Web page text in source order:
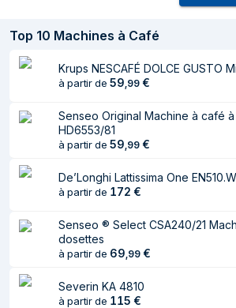
représentation / réalisation
Placement de
Comptoir
Type de produit
Capacité du
réservoir d'eau
café
Type de cafetière Semi-automatique
Réservoir de café Tasse
Top 10 Machines à Café
Krups NESCAFÉ DOLCE GUSTO
à partir de 59,99 €
Senseo Original Machine à café
HD6553/81
à partir de 59,99 €
De’Longhi Lattissima One EN510.W
à partir de 172 €
Senseo ® Select CSA240/21
dosettes
à partir de 69,99 €
Severin KA 4810
à partir de 115 €